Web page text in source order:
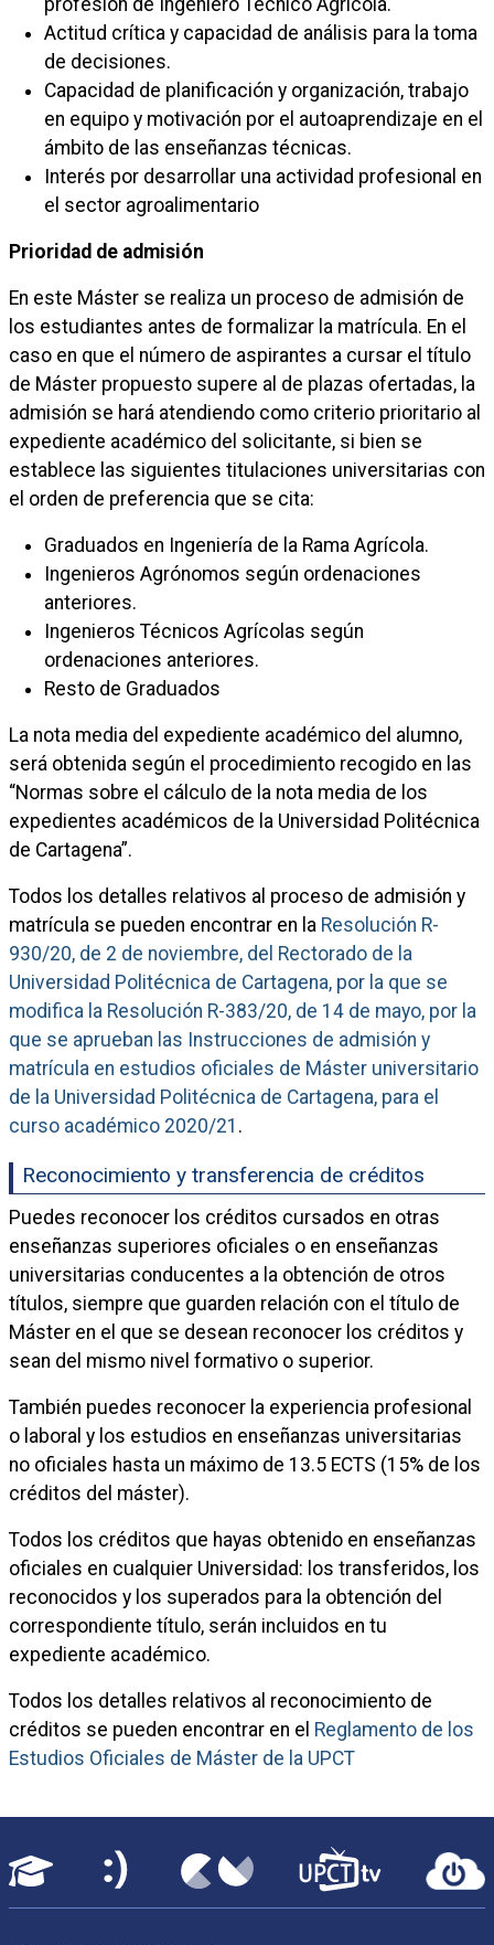
profesión de Ingeniero Técnico Agrícola.
Actitud crítica y capacidad de análisis para la toma
de decisiones.
Capacidad de planificación y organización, trabajo
en equipo y motivación por el autoaprendizaje en el
ámbito de las enseñanzas técnicas.
Interés por desarrollar una actividad profesional en
el sector agroalimentario
Prioridad de admisión
En este Máster se realiza un proceso de admisión de
los estudiantes antes de formalizar la matrícula. En el
caso en que el número de aspirantes a cursar el título
de Máster propuesto supere al de plazas ofertadas, la
admisión se hará atendiendo como criterio prioritario al
expediente académico del solicitante, si bien se
establece las siguientes titulaciones universitarias con
el orden de preferencia que se cita:
Graduados en Ingeniería de la Rama Agrícola.
Ingenieros Agrónomos según ordenaciones
anteriores.
Ingenieros Técnicos Agrícolas según
ordenaciones anteriores.
Resto de Graduados
La nota media del expediente académico del alumno,
será obtenida según el procedimiento recogido en las
“Normas sobre el cálculo de la nota media de los
expedientes académicos de la Universidad Politécnica
de Cartagena”.
Todos los detalles relativos al proceso de admisión y
matrícula se pueden encontrar en la Resolución R-
930/20, de 2 de noviembre, del Rectorado de la
Universidad Politécnica de Cartagena, por la que se
modifica la Resolución R-383/20, de 14 de mayo, por la
que se aprueban las Instrucciones de admisión y
matrícula en estudios oficiales de Máster universitario
de la Universidad Politécnica de Cartagena, para el
curso académico 2020/21 .
Reconocimiento y transferencia de créditos
Puedes reconocer los créditos cursados en otras
enseñanzas superiores oficiales o en enseñanzas
universitarias conducentes a la obtención de otros
títulos, siempre que guarden relación con el título de
Máster en el que se desean reconocer los créditos y
sean del mismo nivel formativo o superior.
También puedes reconocer la experiencia profesional
o laboral y los estudios en enseñanzas universitarias
no oficiales hasta un máximo de 13.5 ECTS (15% de los
créditos del máster).
Todos los créditos que hayas obtenido en enseñanzas
oficiales en cualquier Universidad: los transferidos, los
reconocidos y los superados para la obtención del
correspondiente título, serán incluidos en tu
expediente académico.
Todos los detalles relativos al reconocimiento de
créditos se pueden encontrar en el Reglamento de los
Estudios Oficiales de Máster de la UPCT